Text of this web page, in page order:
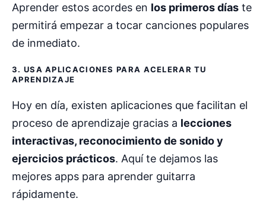
Aprender estos acordes en los primeros días te
permitirá empezar a tocar canciones populares
de inmediato.
3. USA APLICACIONES PARA ACELERAR TU
APRENDIZAJE
Hoy en día, existen aplicaciones que facilitan el
proceso de aprendizaje gracias a lecciones
interactivas, reconocimiento de sonido y
ejercicios prácticos. Aquí te dejamos las
mejores apps para aprender guitarra
rápidamente.